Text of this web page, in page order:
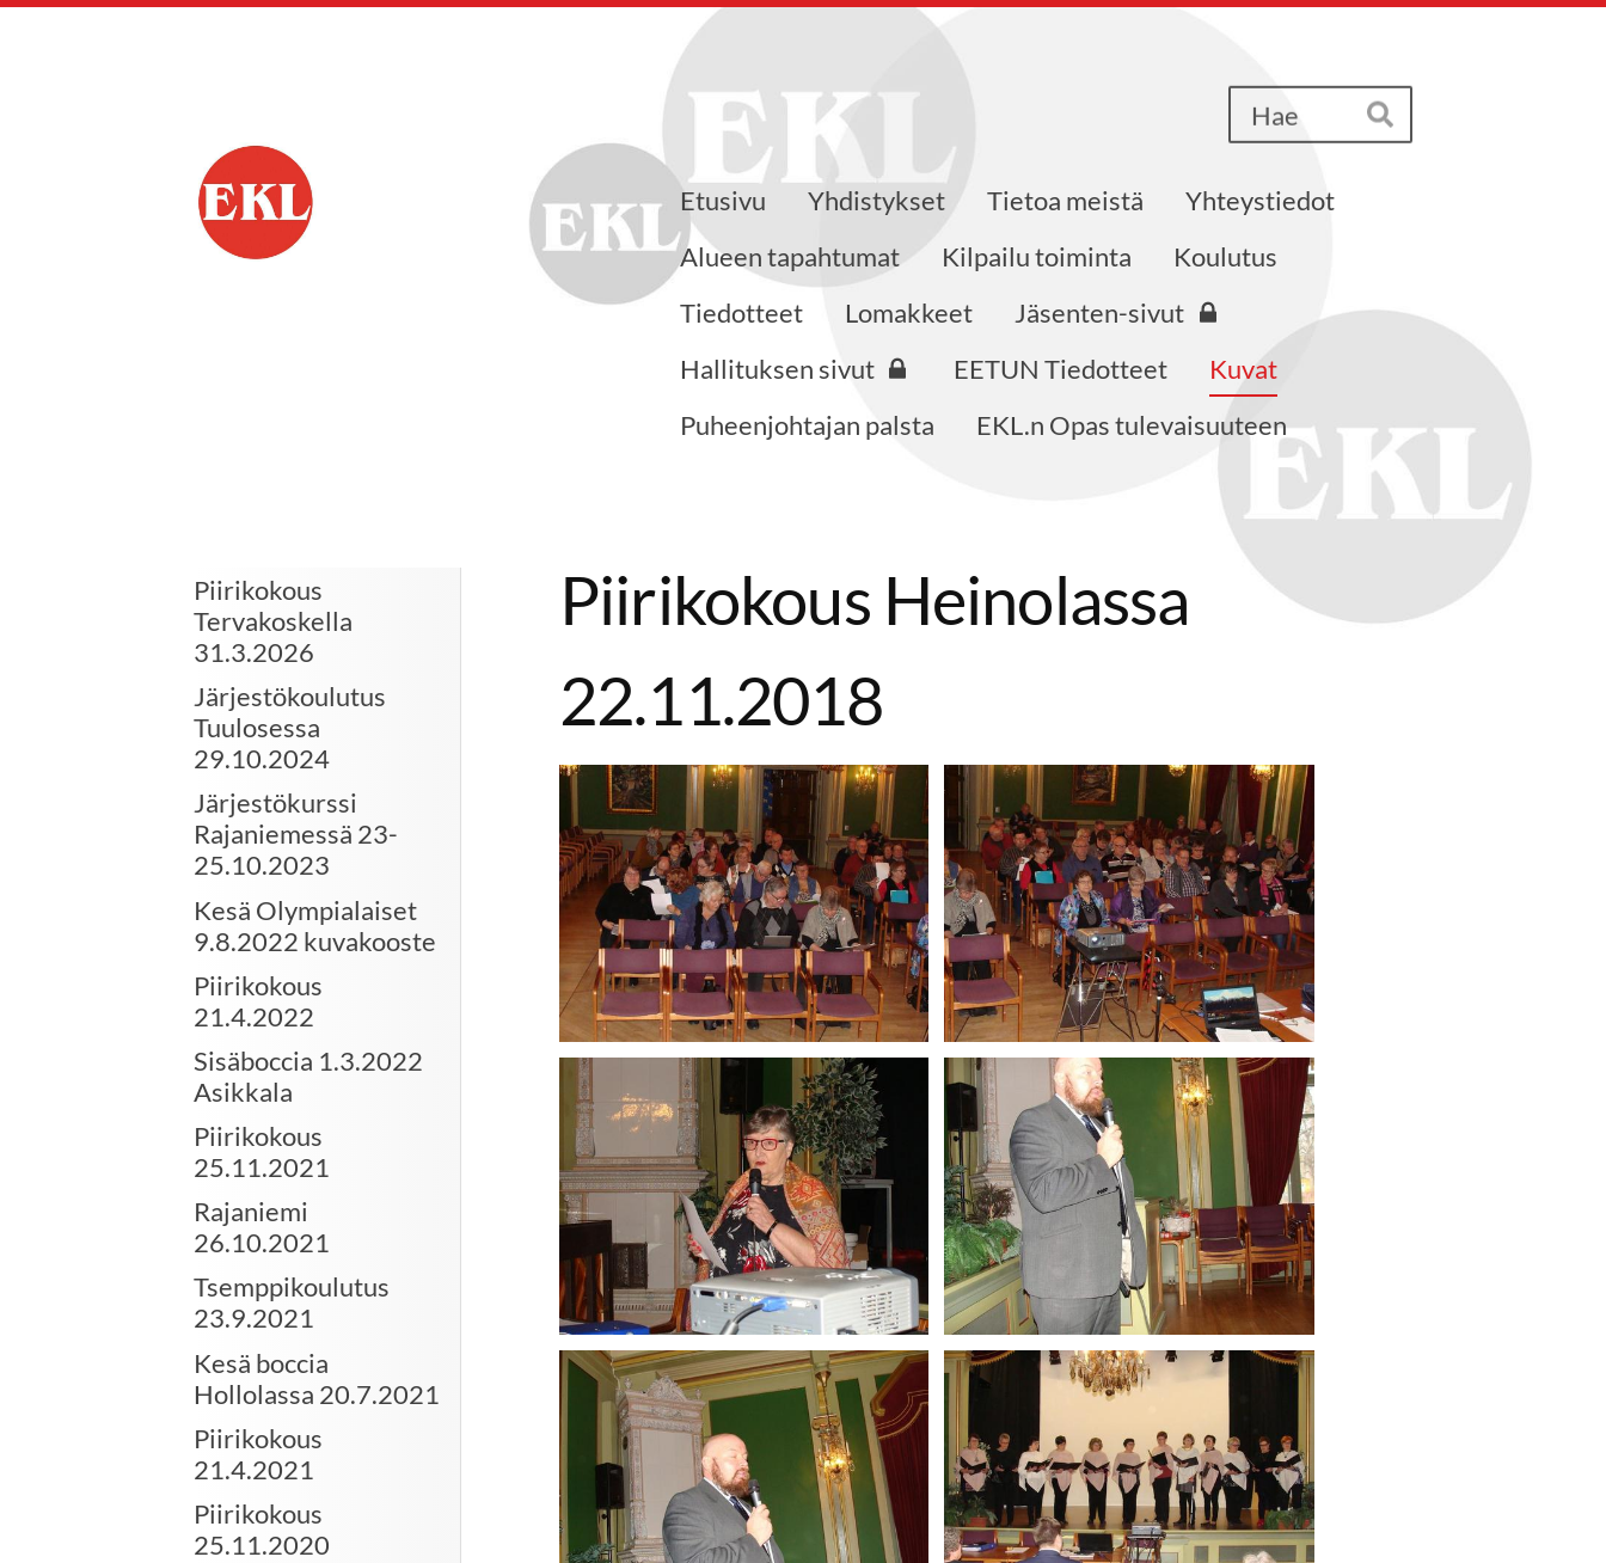
Hae
EKL:n Hämeen Piiri ry Etusivu Yhdistykset Tietoa meistä
Yhteystiedot
Alueen tapahtumat
Kilpailu toiminta
Koulutus
Tiedotteet
Lomakkeet
Jäsenten-sivut
Hallituksen sivut
EETUN Tiedotteet
Kuvat
Puheenjohtajan palsta
EKL.n Opas tulevaisuuteen
Piirikokous
Tervakoskella
31.3.2026
Järjestökoulutus
Tuulosessa
29.10.2024
Järjestökurssi
Rajaniemessä 23-
25.10.2023
Kesä Olympialaiset
9.8.2022 kuvakooste
Piirikokous
21.4.2022
Sisäboccia 1.3.2022
Asikkala
Piirikokous
25.11.2021
Rajaniemi
26.10.2021
Tsemppikoulutus
23.9.2021
Kesä boccia
Hollolassa 20.7.2021
Piirikokous
21.4.2021
Piirikokous
25.11.2020
Piirikokous Heinolassa
22.11.2018